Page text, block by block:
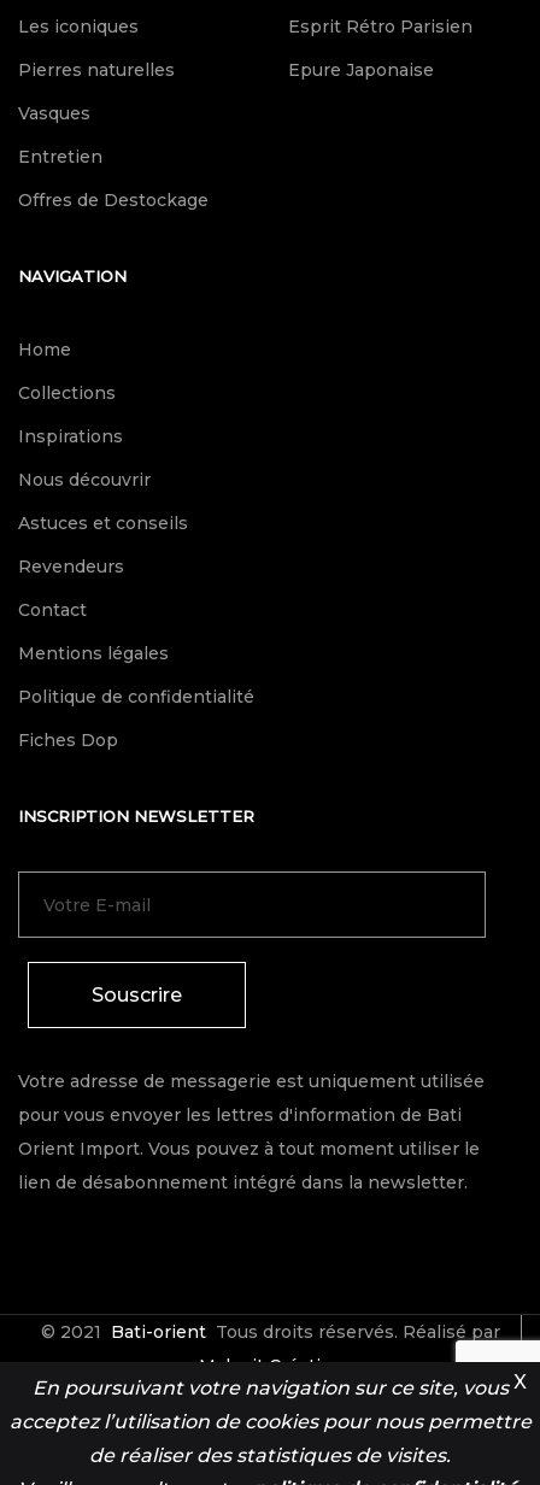
Les iconiques
Pierres naturelles
Vasques
Entretien
Offres de Destockage
Esprit Rétro Parisien
Epure Japonaise
NAVIGATION
Home
Collections
Inspirations
Nous découvrir
Astuces et conseils
Revendeurs
Contact
Mentions légales
Politique de confidentialité
Fiches Dop
INSCRIPTION NEWSLETTER
Souscrire
Votre adresse de messagerie est uniquement utilisée
pour vous envoyer les lettres d'information de Bati
Orient Import. Vous pouvez à tout moment utiliser le
lien de désabonnement intégré dans la newsletter.
© 2021 Bati-orient Tous droits réservés. Réalisé par
Make it Créative
Contact Espace Pro
En poursuivant votre navigation sur ce site, vous
acceptez l’utilisation de cookies pour nous permettre
de réaliser des statistiques de visites.
X